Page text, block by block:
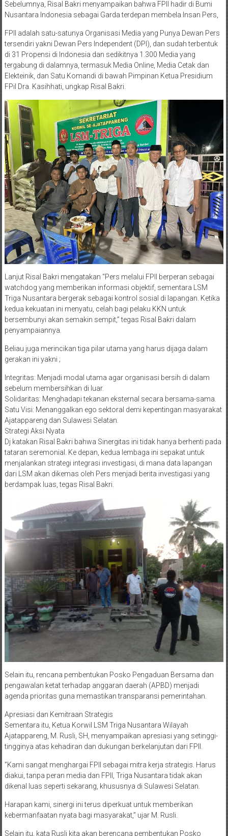
Sebelumnya, Risal Bakri menyampaikan bahwa FPII hadir di Bumi
Nusantara Indonesia sebagai Garda terdepan membela Insan Pers,
FPII adalah satu-satunya Organisasi Media yang Punya Dewan Pers
tersendiri yakni Dewan Pers Independent (DPI), dan sudah terbentuk
di 31 Propensi di Indonesia dan sedikitnya 1.300 Media yang
tergabung di dalamnya, termasuk Media Online, Media Cetak dan
Elekteinik, dan Satu Komandi di bawah Pimpinan Ketua Presidium
FPiI Dra. Kasihhati, ungkap Risal Bakri.
​Lanjut Risal Bakri mengatakan “Pers melalui FPII berperan sebagai
watchdog yang memberikan informasi objektif, sementara LSM
Triga Nusantara bergerak sebagai kontrol sosial di lapangan. Ketika
kedua kekuatan ini menyatu, celah bagi pelaku KKN untuk
bersembunyi akan semakin sempit,” tegas Risal Bakri dalam
penyampaiannya.
​Beliau juga merincikan tiga pilar utama yang harus dijaga dalam
gerakan ini yakni ;
​Integritas: Menjadi modal utama agar organisasi bersih di dalam
sebelum membersihkan di luar.
​Solidaritas: Menghadapi tekanan eksternal secara bersama-sama.
​Satu Visi: Menanggalkan ego sektoral demi kepentingan masyarakat
Ajatappareng dan Sulawesi Selatan.
​Strategi Aksi Nyata
​Dj katakan Risal Bakri bahwa Sinergitas ini tidak hanya berhenti pada
tataran seremonial. Ke depan, kedua lembaga ini sepakat untuk
menjalankan strategi integrasi investigasi, di mana data lapangan
dari LSM akan dikemas oleh Pers menjadi berita investigasi yang
berdampak luas, tegas Risal Bakri.
Selain itu, rencana pembentukan Posko Pengaduan Bersama dan
pengawalan ketat terhadap anggaran daerah (APBD) menjadi
agenda prioritas guna memastikan transparansi pemerintahan.
​Apresiasi dan Kemitraan Strategis
​Sementara itu, Ketua Korwil LSM Triga Nusantara Wilayah
Ajatappareng, M. Rusli, SH, menyampaikan apresiasi yang setinggi-
tingginya atas kehadiran dan dukungan berkelanjutan dari FPII.
​”Kami sangat menghargai FPII sebagai mitra kerja strategis. Harus
diakui, tanpa peran media dan FPII, Triga Nusantara tidak akan
dikenal luas seperti sekarang, khususnya di Sulawesi Selatan.
Harapan kami, sinergi ini terus diperkuat untuk memberikan
kebermanfaatan nyata bagi masyarakat,” ujar M. Rusli.
Selain itu, kata Rusli kita akan berencana pembentukan Posko